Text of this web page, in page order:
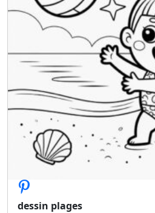
dessin plages